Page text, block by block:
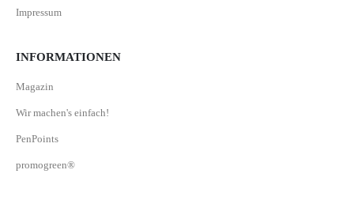
Impressum
INFORMATIONEN
Magazin
Wir machen's einfach!
PenPoints
promogreen®